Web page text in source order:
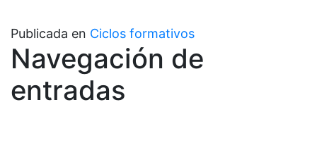
Publicada en Ciclos formativos
Navegación de
entradas